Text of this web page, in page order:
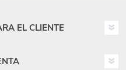
EL CLIENTE